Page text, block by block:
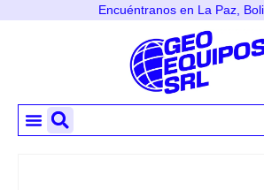
Encuéntranos en La Paz,